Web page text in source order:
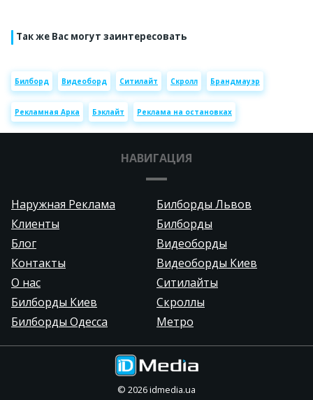
Так же Вас могут заинтересовать
Билборд Видеоборд Ситилайт Скролл Брандмауэр
Рекламная Арка Бэклайт Реклама на остановках
НАВИГАЦИЯ
Наружная Реклама
Билборды Львов
Клиенты
Билборды
Блог
Видеоборды
Контакты
Видеоборды Киев
О нас
Ситилайты
Билборды Киев
Скроллы
Билборды Одесса
Метро
© 2026idmedia.ua